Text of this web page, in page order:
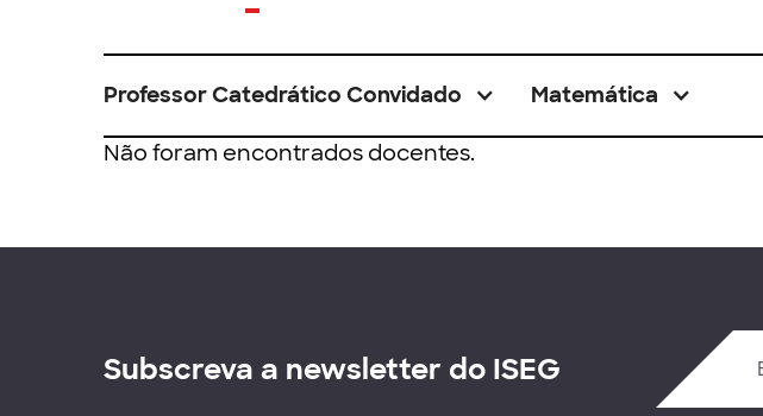
Professor Catedrático Convidado Matemática
Não foram encontrados docentes.
Subscreva a newsletter do ISEG